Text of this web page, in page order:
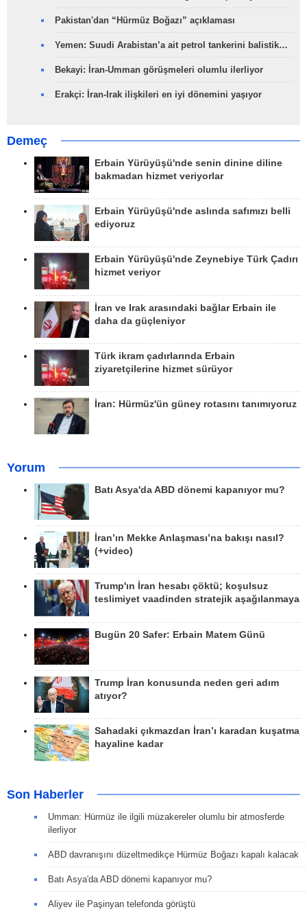
Pakistan'dan “Hürmüz Boğazı” açıklaması
Yemen: Suudi Arabistan’a ait petrol tankerini balistik…
Bekayi: İran-Umman görüşmeleri olumlu ilerliyor
Erakçi: İran-Irak ilişkileri en iyi dönemini yaşıyor
Demeç
Erbain Yürüyüşü'nde senin dinine diline
bakmadan hizmet veriyorlar
Erbain Yürüyüşü'nde aslında safımızı belli
ediyoruz
Erbain Yürüyüşü'nde Zeynebiye Türk Çadırı
hizmet veriyor
İran ve Irak arasındaki bağlar Erbain ile
daha da güçleniyor
Türk ikram çadırlarında Erbain
ziyaretçilerine hizmet sürüyor
İran: Hürmüz'ün güney rotasını tanımıyoruz
Yorum
Batı Asya'da ABD dönemi kapanıyor mu?
İran’ın Mekke Anlaşması’na bakışı nasıl?
(+video)
Trump'ın İran hesabı çöktü; koşulsuz
teslimiyet vaadinden stratejik aşağılanmaya
Bugün 20 Safer: Erbain Matem Günü
Trump İran konusunda neden geri adım
atıyor?
Sahadaki çıkmazdan İran’ı karadan kuşatma
hayaline kadar
Son Haberler
Umman: Hürmüz ile ilgili müzakereler olumlu bir atmosferde
ilerliyor
ABD davranışını düzeltmedikçe Hürmüz Boğazı kapalı kalacak
Batı Asya'da ABD dönemi kapanıyor mu?
Aliyev ile Paşinyan telefonda görüştü